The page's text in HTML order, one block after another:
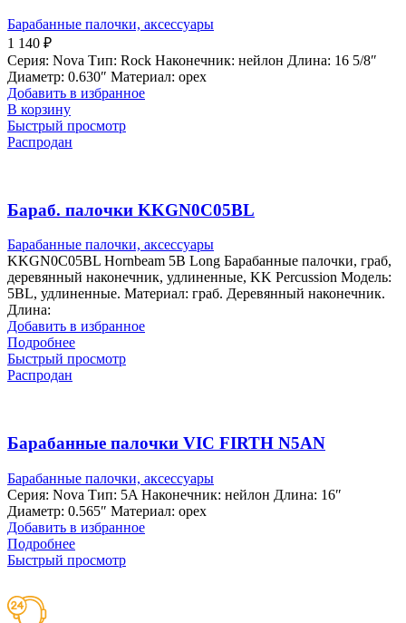
Барабанные палочки, аксессуары
1 140 ₽
Серия: Nova Тип: Rock Наконечник: нейлон Длина: 16 5/8″
Диаметр: 0.630″ Материал: орех
Добавить в избранное
В корзину
Быстрый просмотр
Распродан
Бараб. палочки KKGN0C05BL
Барабанные палочки, аксессуары
KKGN0C05BL Hornbeam 5B Long Барабанные палочки, граб,
деревянный наконечник, удлиненные, KK Percussion Модель:
5BL, удлиненные. Материал: граб. Деревянный наконечник.
Длина:
Добавить в избранное
Подробнее
Быстрый просмотр
Распродан
Барабанные палочки VIC FIRTH N5AN
Барабанные палочки, аксессуары
Серия: Nova Тип: 5A Наконечник: нейлон Длина: 16″
Диаметр: 0.565″ Материал: орех
Добавить в избранное
Подробнее
Быстрый просмотр